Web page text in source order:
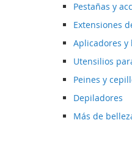
Pestañas y
Extensiones
Aplicadores y
Utensilios
Peines y
Depiladores
Más de